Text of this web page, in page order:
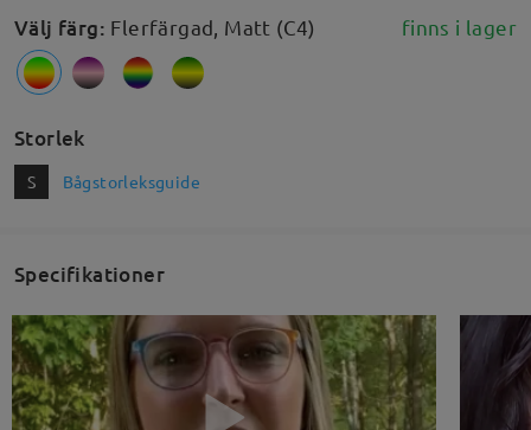
Välj färg: Flerfärgad, Matt (C4) finns i lager
Storlek
S Bågstorleksguide
Specifikationer